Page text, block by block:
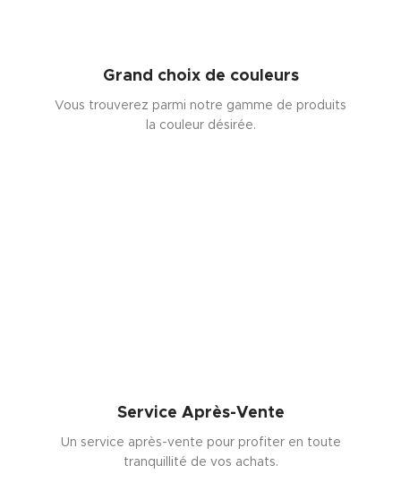
Grand choix de couleurs
Vous trouverez parmi notre gamme de produits
la couleur désirée.
Service Après-Vente
Un service après-vente pour profiter en toute
tranquillité de vos achats.